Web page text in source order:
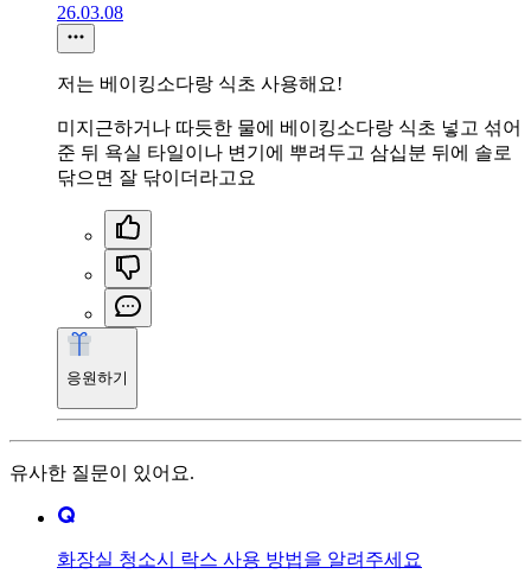
26.03.08
저는 베이킹소다랑 식초 사용해요!
미지근하거나 따듯한 물에 베이킹소다랑 식초 넣고 섞어
준 뒤 욕실 타일이나 변기에 뿌려두고 삼십분 뒤에 솔로
닦으면 잘 닦이더라고요
응원하기
유사한 질문이 있어요.
화장실 청소시 락스 사용 방법을 알려주세요